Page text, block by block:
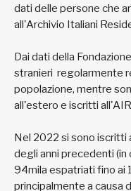
dati delle persone che
all'Archivio Italiani
Dai dati della
stranieri regolarmente
popolazione, mentre
all'estero e iscritti
Nel 2022 si sono iscritti
degli anni precedenti
94mila espatriati fino ai
principalmente a causa